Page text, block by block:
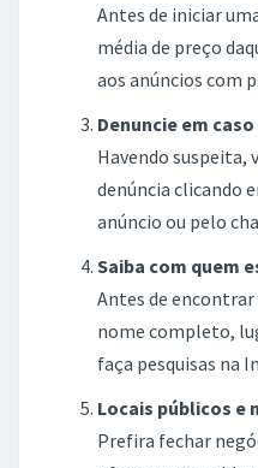
Antes de iniciar
média de preço
aos anúncios com
Denuncie em
Havendo suspeita,
denúncia clicando
anúncio ou pelo
Saiba com quem
Antes de
nome completo,
faça pesquisas na
Locais públicos e
Prefira fechar